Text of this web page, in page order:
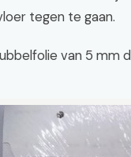
tegen te gaan.
van 5 mm